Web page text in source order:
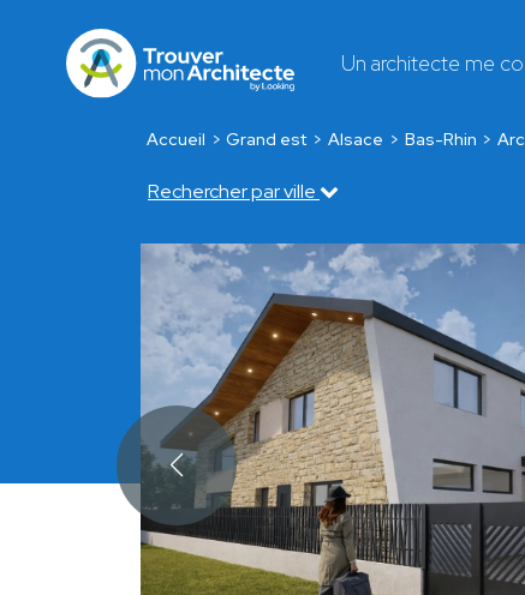
Un architecte me
Accueil Grand est Alsace Bas-Rhin
Rechercher par ville